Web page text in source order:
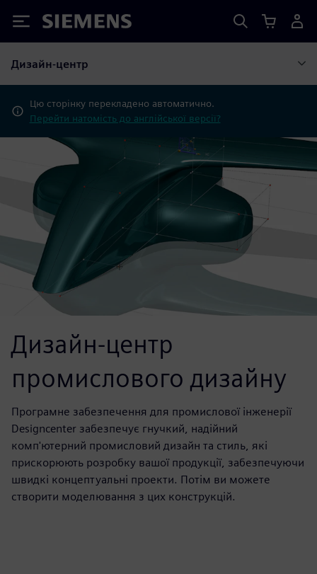
Siemens
Дизайн-центр
Цю сторінку перекладено автоматично.
Перейти натомість до англійської версії?
Дизайн-центр
промислового дизайну
Програмне забезпечення для промислової інженерії
Designcenter забезпечує гнучкий, надійний
комп'ютерний промисловий дизайн та стиль, які
прискорюють розробку вашої продукції, забезпечуючи
швидкі концептуальні проекти. Потім ви можете
створити моделювання з цих конструкцій.